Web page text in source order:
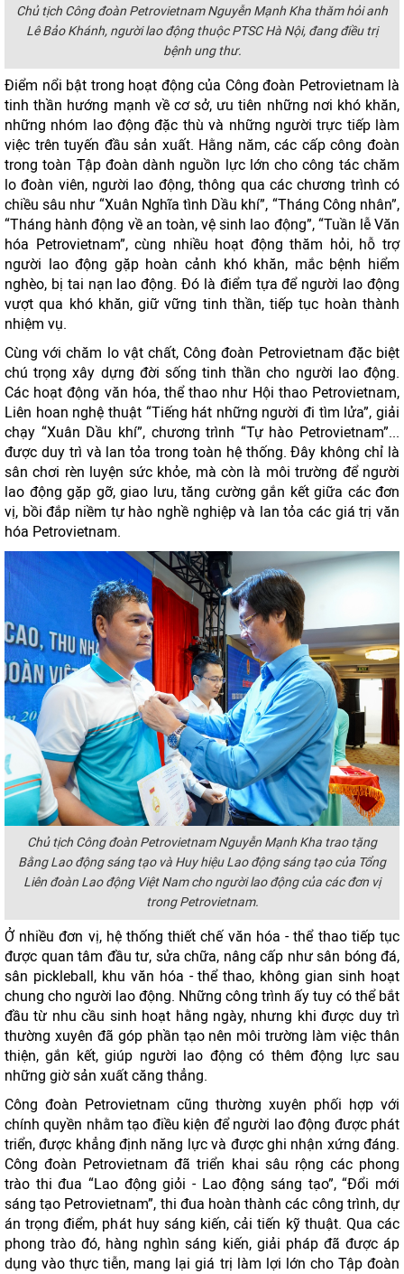
Chủ tịch Công đoàn Petrovietnam Nguyễn Mạnh Kha thăm hỏi anh
Lê Bảo Khánh, người lao động thuộc PTSC Hà Nội, đang điều trị
bệnh ung thư.
Điểm nổi bật trong hoạt động của Công đoàn Petrovietnam là
tinh thần hướng mạnh về cơ sở, ưu tiên những nơi khó khăn,
những nhóm lao động đặc thù và những người trực tiếp làm
việc trên tuyến đầu sản xuất. Hằng năm, các cấp công đoàn
trong toàn Tập đoàn dành nguồn lực lớn cho công tác chăm
lo đoàn viên, người lao động, thông qua các chương trình có
chiều sâu như “Xuân Nghĩa tình Dầu khí”, “Tháng Công nhân”,
“Tháng hành động về an toàn, vệ sinh lao động”, “Tuần lễ Văn
hóa Petrovietnam”, cùng nhiều hoạt động thăm hỏi, hỗ trợ
người lao động gặp hoàn cảnh khó khăn, mắc bệnh hiểm
nghèo, bị tai nạn lao động. Đó là điểm tựa để người lao động
vượt qua khó khăn, giữ vững tinh thần, tiếp tục hoàn thành
nhiệm vụ.
Cùng với chăm lo vật chất, Công đoàn Petrovietnam đặc biệt
chú trọng xây dựng đời sống tinh thần cho người lao động.
Các hoạt động văn hóa, thể thao như Hội thao Petrovietnam,
Liên hoan nghệ thuật “Tiếng hát những người đi tìm lửa”, giải
chạy “Xuân Dầu khí”, chương trình “Tự hào Petrovietnam”...
được duy trì và lan tỏa trong toàn hệ thống. Đây không chỉ là
sân chơi rèn luyện sức khỏe, mà còn là môi trường để người
lao động gặp gỡ, giao lưu, tăng cường gắn kết giữa các đơn
vị, bồi đắp niềm tự hào nghề nghiệp và lan tỏa các giá trị văn
hóa Petrovietnam.
Chủ tịch Công đoàn Petrovietnam Nguyễn Mạnh Kha trao tặng
Bằng Lao động sáng tạo và Huy hiệu Lao động sáng tạo của Tổng
Liên đoàn Lao động Việt Nam cho người lao động của các đơn vị
trong Petrovietnam.
Ở nhiều đơn vị, hệ thống thiết chế văn hóa - thể thao tiếp tục
được quan tâm đầu tư, sửa chữa, nâng cấp như sân bóng đá,
sân pickleball, khu văn hóa - thể thao, không gian sinh hoạt
chung cho người lao động. Những công trình ấy tuy có thể bắt
đầu từ nhu cầu sinh hoạt hằng ngày, nhưng khi được duy trì
thường xuyên đã góp phần tạo nên môi trường làm việc thân
thiện, gắn kết, giúp người lao động có thêm động lực sau
những giờ sản xuất căng thẳng.
Công đoàn Petrovietnam cũng thường xuyên phối hợp với
chính quyền nhằm tạo điều kiện để người lao động được phát
triển, được khẳng định năng lực và được ghi nhận xứng đáng.
Công đoàn Petrovietnam đã triển khai sâu rộng các phong
trào thi đua “Lao động giỏi - Lao động sáng tạo”, “Đổi mới
sáng tạo Petrovietnam”, thi đua hoàn thành các công trình, dự
án trọng điểm, phát huy sáng kiến, cải tiến kỹ thuật. Qua các
phong trào đó, hàng nghìn sáng kiến, giải pháp đã được áp
dụng vào thực tiễn, mang lại giá trị làm lợi lớn cho Tập đoàn